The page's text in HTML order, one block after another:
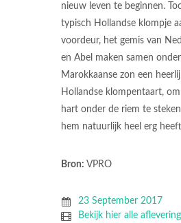
nieuw leven te beginnen.
typisch Hollandse klompje
voordeur, het gemis van
en Abel maken samen
Marokkaanse zon een
Hollandse klompentaart,
hart onder de riem te
hem natuurlijk heel erg
Bron: VPRO
23 September 2017
Bekijk hier alle